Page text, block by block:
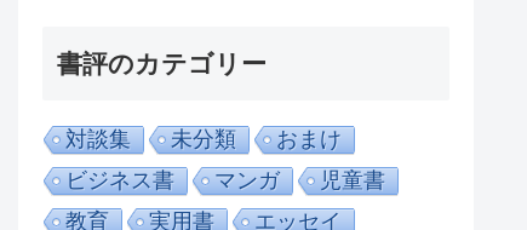
書評のカテゴリー
対談集 未分類
おまけ
ビジネス書
マンガ
児童書
教育
実用書 エッセイ